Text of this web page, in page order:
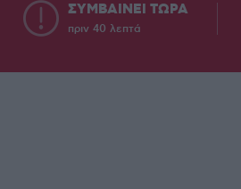
ΣΥΜΒΑΙΝΕΙ ΤΩΡΑ
πριν 40 λεπτά